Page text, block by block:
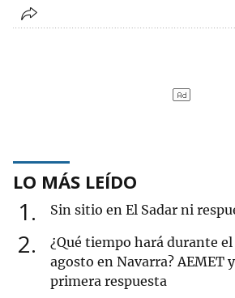
LO MÁS LEÍDO
1 Sin sitio en El Sadar ni
2
¿Qué tiempo hará durante el
agosto en Navarra? AEMET
primera respuesta